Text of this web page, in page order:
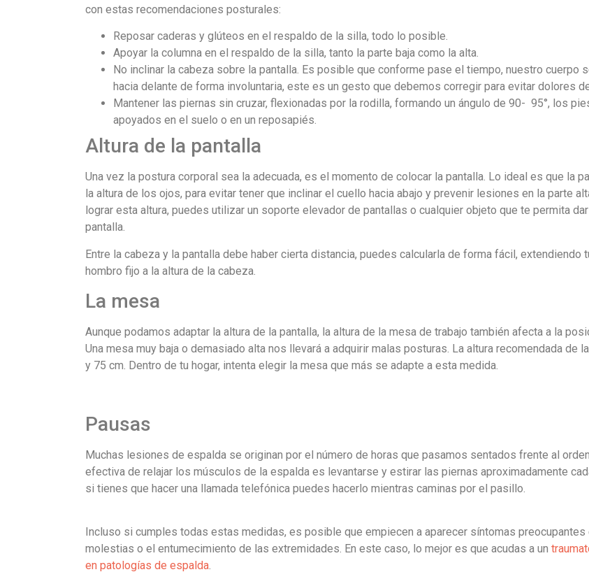
con estas recomendaciones posturales:
Reposar caderas y glúteos en el respaldo de la silla, todo lo posible.
Apoyar la columna en el respaldo de la silla, tanto la parte baja como la alta.
No inclinar la cabeza sobre la pantalla. Es posible que conforme pase el tiempo, nuestro cuerpo
hacia delante de forma involuntaria, este es un gesto que debemos corregir para evitar dolores
Mantener las piernas sin cruzar, flexionadas por la rodilla, formando un ángulo de 90- 95°, los
apoyados en el suelo o en un reposapiés.
Altura de la pantalla
Una vez la postura corporal sea la adecuada, es el momento de colocar la pantalla. Lo ideal es que la
la altura de los ojos, para evitar tener que inclinar el cuello hacia abajo y prevenir lesiones en la parte
lograr esta altura, puedes utilizar un soporte elevador de pantallas o cualquier objeto que te permita
pantalla.
Entre la cabeza y la pantalla debe haber cierta distancia, puedes calcularla de forma fácil, extendiendo
hombro fijo a la altura de la cabeza.
La mesa
Aunque podamos adaptar la altura de la pantalla, la altura de la mesa de trabajo también afecta a la
Una mesa muy baja o demasiado alta nos llevará a adquirir malas posturas. La altura recomendada de
y 75 cm. Dentro de tu hogar, intenta elegir la mesa que más se adapte a esta medida.
Pausas
Muchas lesiones de espalda se originan por el número de horas que pasamos sentados frente al
efectiva de relajar los músculos de la espalda es levantarse y estirar las piernas aproximadamente
si tienes que hacer una llamada telefónica puedes hacerlo mientras caminas por el pasillo.
Incluso si cumples todas estas medidas, es posible que empiecen a aparecer síntomas preocupantes
molestias o el entumecimiento de las extremidades. En este caso, lo mejor es que acudas a un
en patologías de espalda.